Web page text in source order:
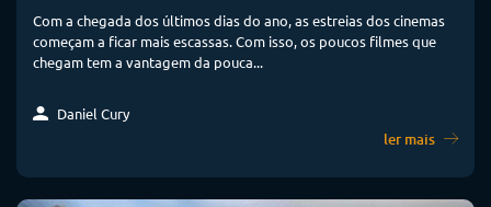
Com a chegada dos últimos dias do ano, as estreias dos cinemas
começam a ficar mais escassas. Com isso, os poucos filmes que
chegam tem a vantagem da pouca...
Daniel Cury
ler mais